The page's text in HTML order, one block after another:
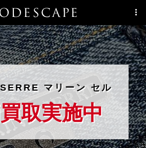
マリーン セル
取実施中